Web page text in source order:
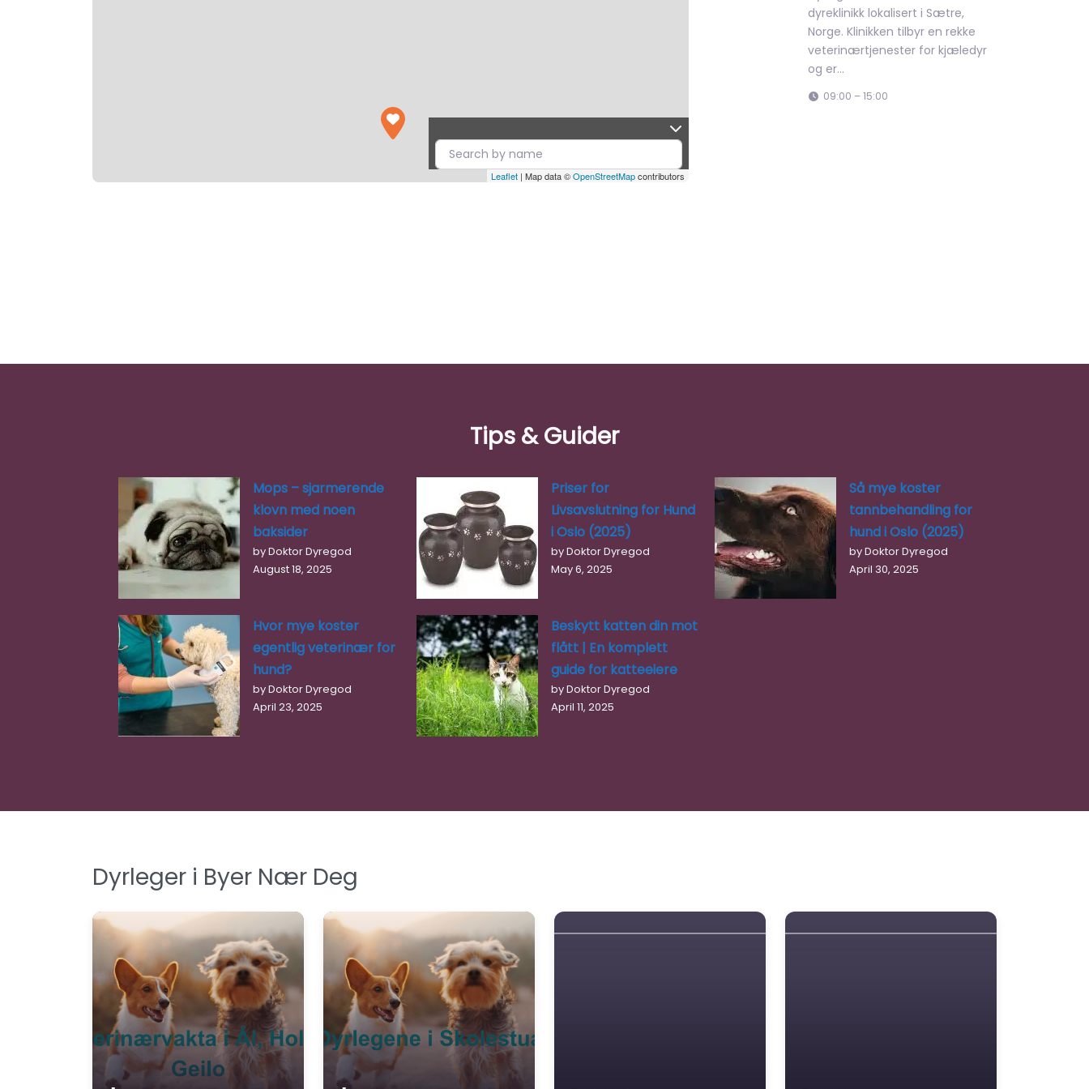
Leaflet | Map data ©OpenStreetMapcontributors
dyreklinikk lokalisert i Sætre,
Norge. Klinikken tilbyr en rekke
veterinærtjenester for kjæledyr
og er…
09:00 – 15:00
Tips & Guider
Mops – sjarmerende
klovn med noen
baksider
by Doktor Dyregod
August 18, 2025
Priser for
Livsavslutning for Hund
i Oslo (2025)
by Doktor Dyregod
May 6, 2025
Så mye koster
tannbehandling for
hund i Oslo (2025)
by Doktor Dyregod
April 30, 2025
Hvor mye koster
egentlig veterinær for
hund?
by Doktor Dyregod
April 23, 2025
Beskytt katten din mot
flått | En komplett
guide for katteeiere
by Doktor Dyregod
April 11, 2025
Dyrleger i Byer Nær Deg